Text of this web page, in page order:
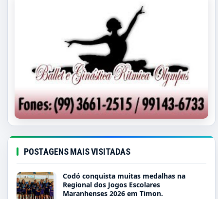
POSTAGENS MAIS VISITADAS
Codó conquista muitas medalhas na
Regional dos Jogos Escolares
Maranhenses 2026 em Timon.